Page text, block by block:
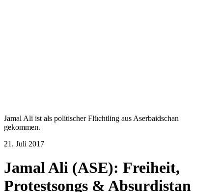
Jamal Ali ist als politischer Flüchtling aus Aserbaidschan
gekommen.
21. Juli 2017
Jamal Ali (ASE): Freiheit,
Protestsongs & Absurdistan